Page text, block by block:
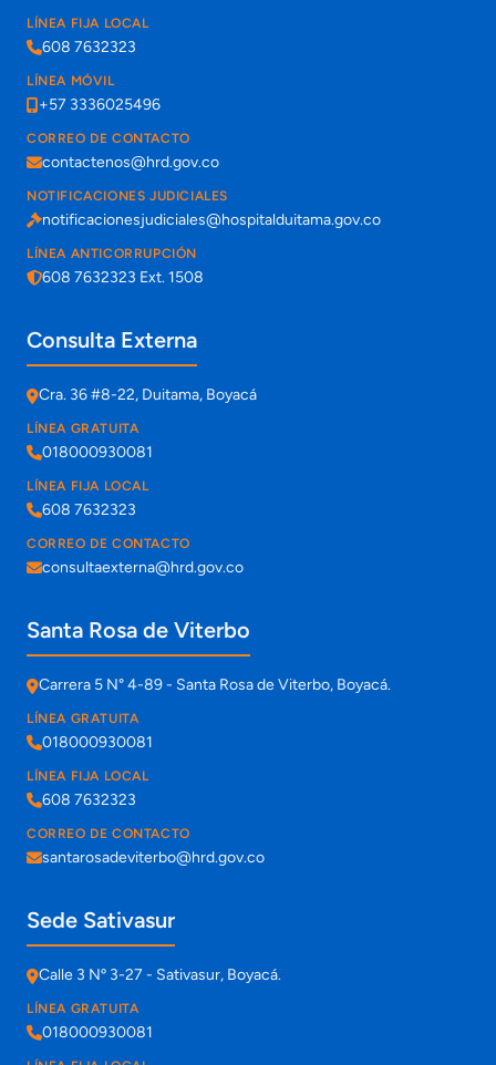
LÍNEA FIJA LOCAL
608 7632323
LÍNEA MÓVIL
+57 3336025496
CORREO DE CONTACTO
contactenos@hrd.gov.co
NOTIFICACIONES JUDICIALES
notificacionesjudiciales@hospitalduitama.gov.co
LÍNEA ANTICORRUPCIÓN
608 7632323 Ext. 1508
Consulta Externa
Cra. 36 #8-22, Duitama, Boyacá
LÍNEA GRATUITA
018000930081
LÍNEA FIJA LOCAL
608 7632323
CORREO DE CONTACTO
consultaexterna@hrd.gov.co
Santa Rosa de Viterbo
Carrera 5 N° 4-89 - Santa Rosa de Viterbo, Boyacá.
LÍNEA GRATUITA
018000930081
LÍNEA FIJA LOCAL
608 7632323
CORREO DE CONTACTO
santarosadeviterbo@hrd.gov.co
Sede Sativasur
Calle 3 Nº 3-27 - Sativasur, Boyacá.
LÍNEA GRATUITA
018000930081